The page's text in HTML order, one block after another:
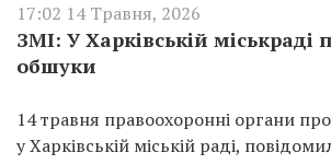
17:02 14 Травня, 2026
ЗМІ: У Харківській міськраді
обшуки
14 травня правоохоронні органи
у Харківській міській раді,